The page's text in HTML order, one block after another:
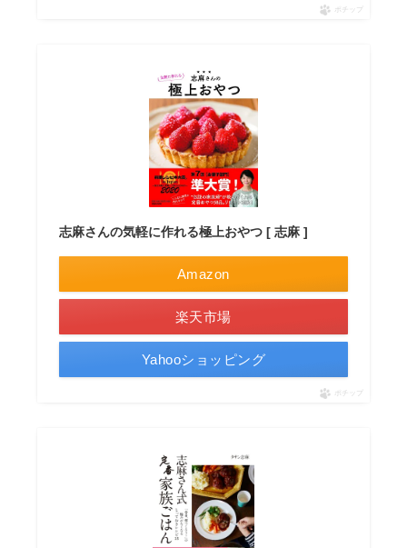
ポチップ
志麻さんの気軽に作れる極上おやつ [ 志麻 ]
Amazon
楽天市場
Yahooショッピング
ポチップ